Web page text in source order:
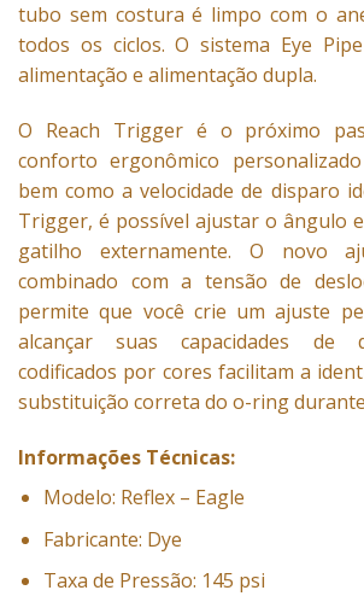
tubo sem costura é limpo com o
todos os ciclos. O sistema Eye
alimentação e alimentação dupla.
O Reach Trigger é o próximo
conforto ergonômico
bem como a velocidade de disparo
Trigger, é possível ajustar o ângulo
gatilho externamente. O novo
combinado com a tensão de
permite que você crie um ajuste
alcançar suas capacidades de
codificados por cores facilitam a
substituição correta do o-ring
Informações Técnicas:
Modelo: Reflex – Eagle
Fabricante: Dye
Taxa de Pressão: 145 psi